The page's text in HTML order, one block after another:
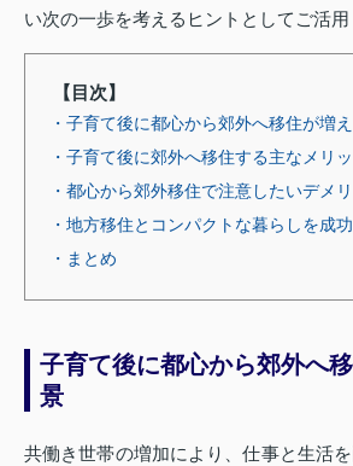
い次の一歩を考えるヒントとしてご活用
【目次】
・子育て後に都心から郊外へ移住が増
・子育て後に郊外へ移住する主なメリ
・都心から郊外移住で注意したいデメ
・地方移住とコンパクトな暮らしを成
・まとめ
子育て後に都心から郊外へ
景
共働き世帯の増加により、仕事と生活